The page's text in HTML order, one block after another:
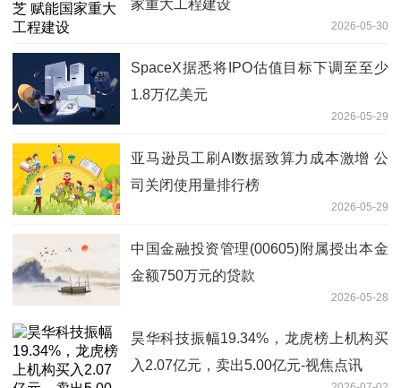
家重大工程建设
2026-05-30
SpaceX据悉将IPO估值目标下调至至少
1.8万亿美元
2026-05-29
亚马逊员工刷AI数据致算力成本激增 公
司关闭使用量排行榜
2026-05-29
中国金融投资管理(00605)附属授出本金
金额750万元的贷款
2026-05-28
昊华科技振幅19.34%，龙虎榜上机构买
入2.07亿元，卖出5.00亿元-视焦点讯